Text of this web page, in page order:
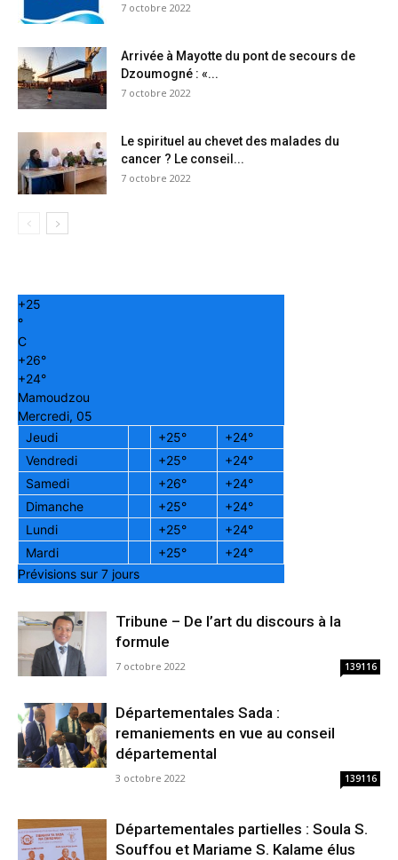
7 octobre 2022
Arrivée à Mayotte du pont de secours de
Dzoumogné : «...
7 octobre 2022
Le spirituel au chevet des malades du
cancer ? Le conseil...
7 octobre 2022
+25
°
C
+26°
+24°
Mamoudzou
Mercredi, 05
Jeudi
+25° +24°
Vendredi
+25° +24°
Samedi
+26° +24°
Dimanche
+25° +24°
Lundi
+25° +24°
Mardi
+25° +24°
Prévisions sur 7 jours
Tribune – De l’art du discours à la
formule
7 octobre 2022 139116
Départementales Sada :
remaniements en vue au conseil
départemental
3 octobre 2022 139116
Départementales partielles : Soula S.
Souffou et Mariame S. Kalame élus